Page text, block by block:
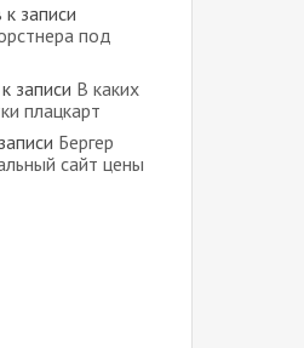
к записи
под
к записи В каких
плацкарт
Бергер
сайт цены